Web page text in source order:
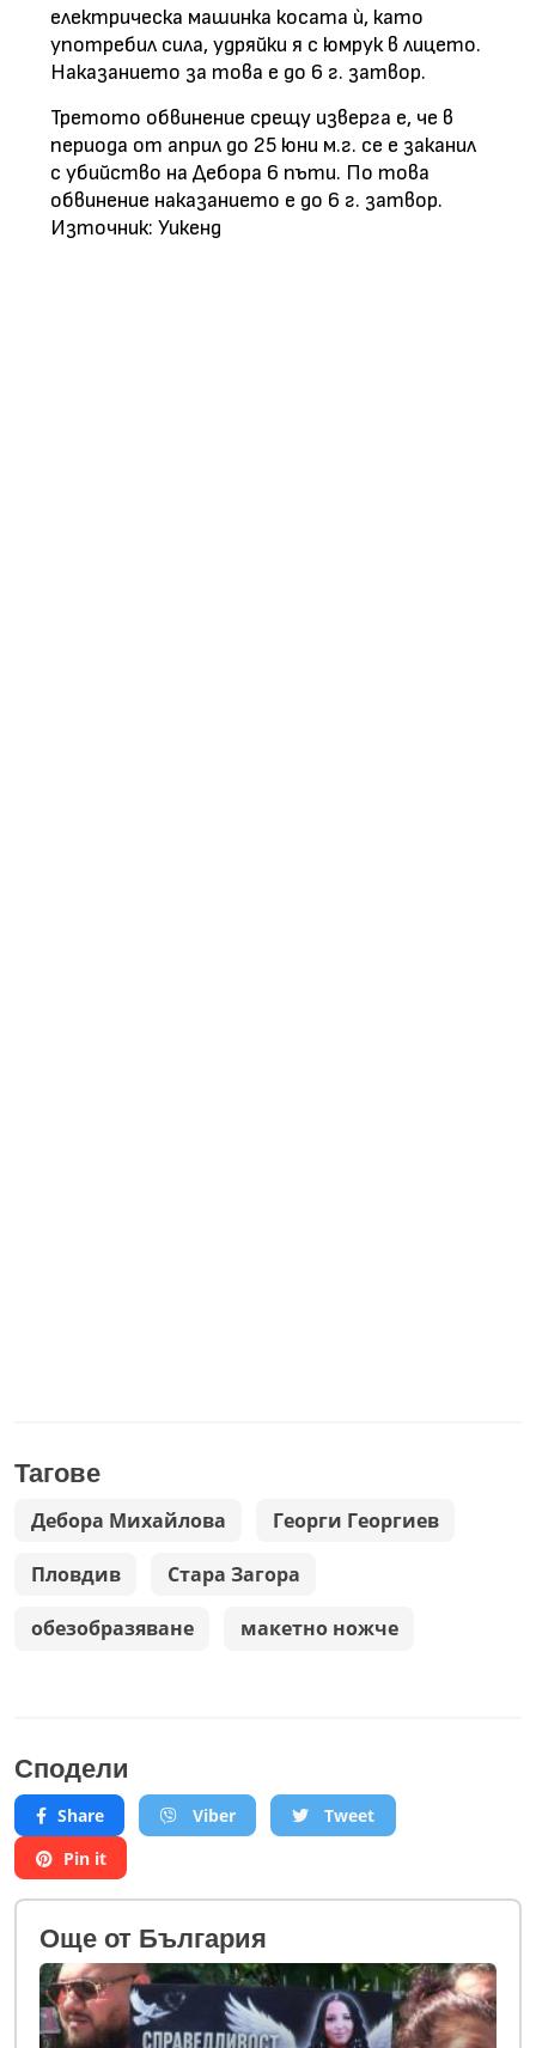
електрическа машинка косата ѝ, като
употребил сила, удряйки я с юмрук в лицето.
Наказанието за това е до 6 г. затвор.
Третото обвинение срещу изверга е, че в
периода от април до 25 юни м.г. се е заканил
с убийство на Дебора 6 пъти. По това
обвинение наказанието е до 6 г. затвор.
Източник: Уикенд
Тагове
Дебора Михайлова Георги Георгиев
Пловдив Стара Загора
обезобразяване макетно ножче
Сподели
Share Viber
Tweet
Pin it
Oще от България